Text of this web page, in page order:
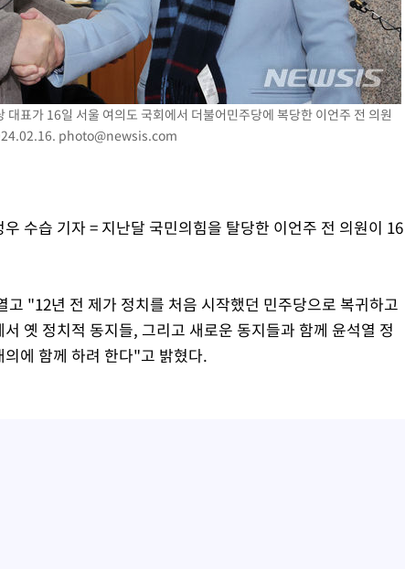
속[다음주
겠다"
겨드려 죄송"
표가 16일 서울 여의도 국회에서 더불어민주당에 복당한 이언주 전 의원
photo@newsis.com
수습 기자 = 지난달 국민의힘을 탈당한 이언주 전 의원이 16
"12년 전 제가 정치를 처음 시작했던 민주당으로 복귀하고
옛 정치적 동지들, 그리고 새로운 동지들과 함께 윤석열 정
에 함께 하려 한다"고 밝혔다.